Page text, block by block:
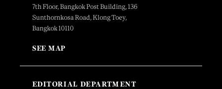
7th Floor, Bangkok Post Building, 136
Sunthornkosa Road, Klong Toey,
Bangkok 10110
SEE MAP
EDITORIAL DEPARTMENT